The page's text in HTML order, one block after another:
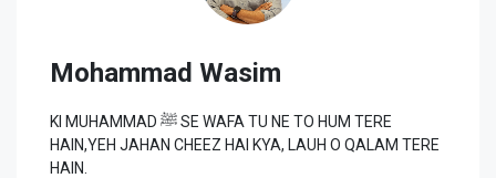
Mohammad Wasim
KI MUHAMMAD ﷺ SE WAFA TU NE TO HUM TERE
HAIN,YEH JAHAN CHEEZ HAI KYA, LAUH O QALAM TERE
HAIN.